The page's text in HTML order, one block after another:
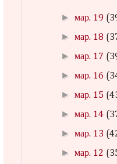
►мар. 19
►мар. 18
►мар. 17
►мар. 16
►мар. 15
►мар. 14
►мар. 13
►мар. 12